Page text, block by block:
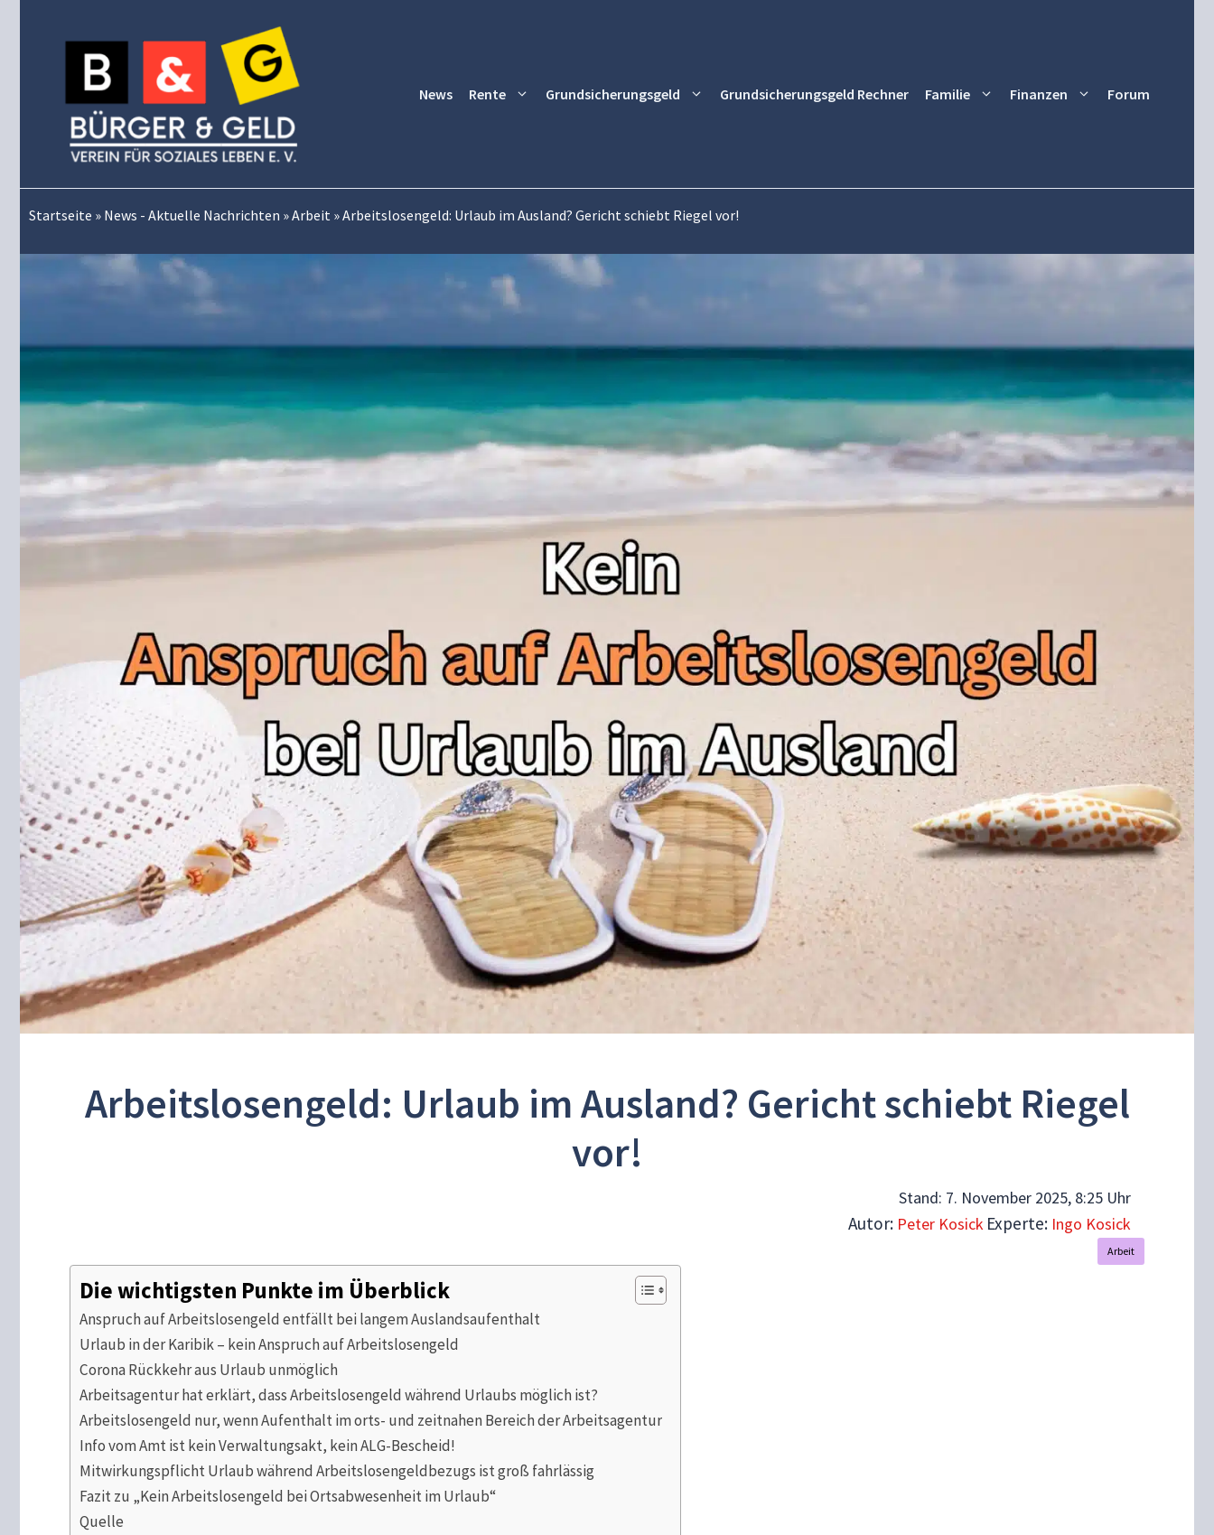
News Rente Grundsicherungsgeld Grundsicherungsgeld Rechner Familie Finanzen Forum
Startseite » News - Aktuelle Nachrichten »Arbeit »Arbeitslosengeld: Urlaub im Ausland? Gericht schiebt Riegel vor!
Arbeitslosengeld: Urlaub im Ausland? Gericht schiebt Riegel
vor!
Stand: 7. November 2025, 8:25 Uhr
Autor: Peter Kosick Experte: Ingo Kosick
Arbeit
Die wichtigsten Punkte im Überblick
Anspruch auf Arbeitslosengeld entfällt bei langem Auslandsaufenthalt
Urlaub in der Karibik – kein Anspruch auf Arbeitslosengeld
Corona Rückkehr aus Urlaub unmöglich
Arbeitsagentur hat erklärt, dass Arbeitslosengeld während Urlaubs möglich ist?
Arbeitslosengeld nur, wenn Aufenthalt im orts- und zeitnahen Bereich der Arbeitsagentur
Info vom Amt ist kein Verwaltungsakt, kein ALG-Bescheid!
Mitwirkungspflicht Urlaub während Arbeitslosengeldbezugs ist groß fahrlässig
Fazit zu „Kein Arbeitslosengeld bei Ortsabwesenheit im Urlaub“
Quelle